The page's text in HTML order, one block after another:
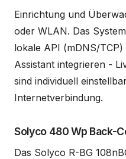
Einrichtung und
oder WLAN. Das
lokale API (mDNS/
Assistant integrieren -
sind individuell
Internetverbindung.
Solyco 480 Wp Back-
Das Solyco R-BG